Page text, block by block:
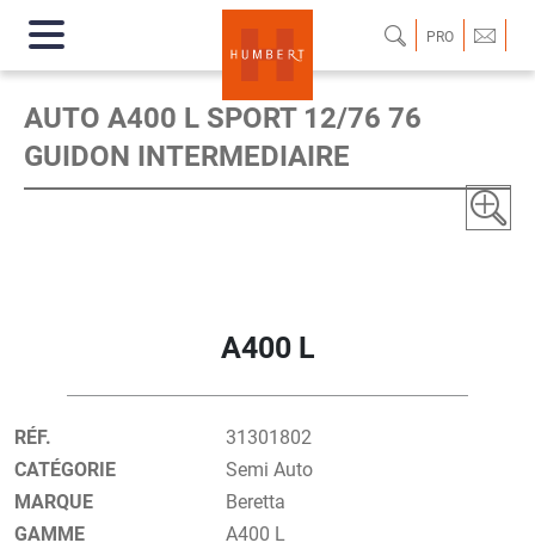
PRO
AUTO A400 L SPORT 12/76 76
GUIDON INTERMEDIAIRE
A400 L
RÉF.
31301802
CATÉGORIE
Semi Auto
MARQUE
Beretta
GAMME
A400 L